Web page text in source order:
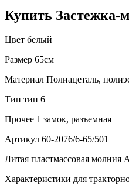
Купить Застежка-
Цвет белый
Размер 65см
Материал Полиацеталь,
Тип тип 6
Прочее 1 замок, разъемная
Артикул 60-2076/6-65/501
Литая пластмассовая
Характеристики для